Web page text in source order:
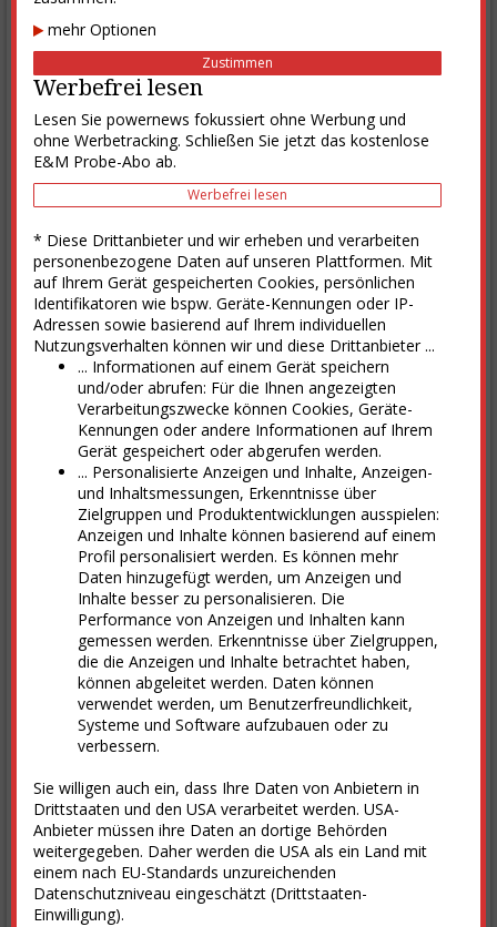
mehr Optionen
Zustimmen
Werbefrei lesen
Lesen Sie powernews fokussiert ohne Werbung und
ohne Werbetracking. Schließen Sie jetzt das kostenlose
E&M Probe-Abo ab.
Werbefrei lesen
* Diese Drittanbieter und wir erheben und verarbeiten
personenbezogene Daten auf unseren Plattformen. Mit
auf Ihrem Gerät gespeicherten Cookies, persönlichen
Identifikatoren wie bspw. Geräte-Kennungen oder IP-
Adressen sowie basierend auf Ihrem individuellen
Nutzungsverhalten können wir und diese Drittanbieter ...
... Informationen auf einem Gerät speichern
und/oder abrufen: Für die Ihnen angezeigten
Verarbeitungszwecke können Cookies, Geräte-
Kennungen oder andere Informationen auf Ihrem
Gerät gespeichert oder abgerufen werden.
... Personalisierte Anzeigen und Inhalte, Anzeigen-
und Inhaltsmessungen, Erkenntnisse über
Zielgruppen und Produktentwicklungen ausspielen:
Anzeigen und Inhalte können basierend auf einem
Profil personalisiert werden. Es können mehr
Daten hinzugefügt werden, um Anzeigen und
Inhalte besser zu personalisieren. Die
Performance von Anzeigen und Inhalten kann
gemessen werden. Erkenntnisse über Zielgruppen,
die die Anzeigen und Inhalte betrachtet haben,
können abgeleitet werden. Daten können
verwendet werden, um Benutzerfreundlichkeit,
Systeme und Software aufzubauen oder zu
verbessern.
Sie willigen auch ein, dass Ihre Daten von Anbietern in
Drittstaaten und den USA verarbeitet werden. USA-
Anbieter müssen ihre Daten an dortige Behörden
weitergegeben. Daher werden die USA als ein Land mit
einem nach EU-Standards unzureichenden
Datenschutzniveau eingeschätzt (Drittstaaten-
Einwilligung).
E&M gratis testen
Testen Sie die E&M-Publikationen kostenlos und unverbindlich.
E&M exklusiv-Newsletter
Immer aktuell informiert mit den Headlines der Woche - jetzt kostenlos
abonnieren.
OK
Aktuelle E&M-Ausgabe
Einige Themen der E&M-Ausgabe 06-2023 vom 1. Juni 2023
weiterlesen